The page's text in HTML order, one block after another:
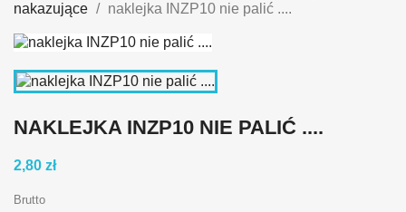
nakazujące
naklejka INZP10 nie palić ....
NAKLEJKA INZP10 NIE PALIĆ ....
2,80 zł
Brutto